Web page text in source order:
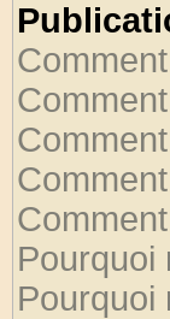
Pourquoi
Pourquoi